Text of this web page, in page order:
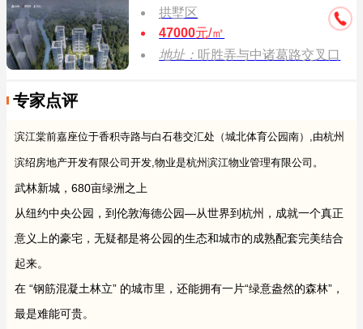
拱墅区
47000元/㎡
地址： 听胜弄与中诸葛路交叉口
专家点评
滨江棠前嘉座位于香积寺路与白石巷交汇处（城北体育公园南）,由杭州
滨绍房地产开发有限公司开发,物业是杭州滨江物业管理有限公司。
武林新城，680亩绿洲之上
从纽约中央公园，到伦敦海德公园—从世界到杭州，成就一个真正
意义上的豪宅，无疑都是将公园的生态和城市的成熟配套完美结合
起来。
在 “钢筋混凝土林立” 的城市里，还能拥有一片“绿意盎然的森林”，
最是难能可贵。